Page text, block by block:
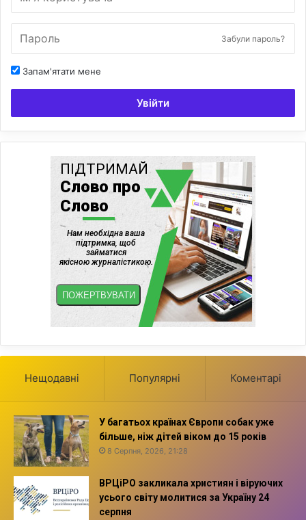
Забули пароль?
Запам'ятати мене
Увійти
Нещодавні Популярні Коментарі
У багатьох країнах Європи собак уже
більше, ніж дітей віком до 15 років
8 Серпня, 2026, 21:28
ВРЦіРО закликала християн і віруючих
усього світу молитися за Україну 24
серпня